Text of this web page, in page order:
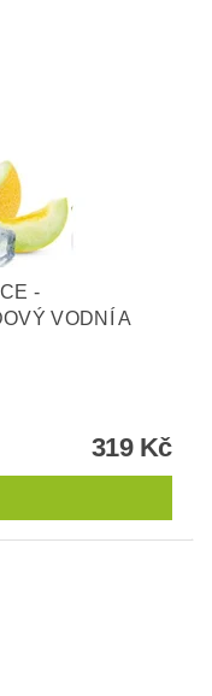
-
VODNÍ A
319 Kč